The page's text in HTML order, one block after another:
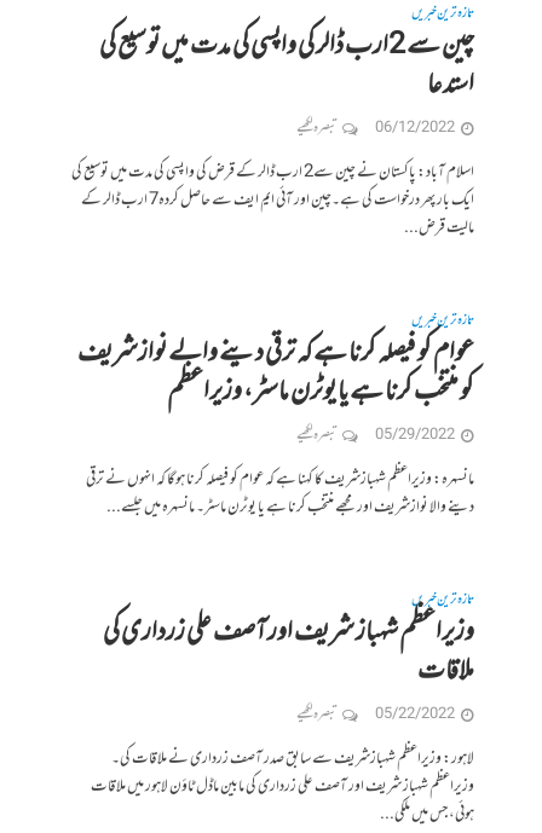
تازہ ترین خبریں
چین سے 2ارب ڈالر کی واپسی کی مدت میں توسیع کی
استدعا
06/12/2022 تبصرہ لکھیے
اسلام آباد: پاکستان نے چین سے2 ارب ڈالر کے قرض کی واپسی کی مدت میں توسیع کی
ایک بار پھر درخواست کی ہے۔چین اور آئی ایم ایف سے حاصل کردہ7 ارب ڈالر کے
مالیت قرض...
تازہ ترین خبریں
عوام کو فیصلہ کرنا ہے کہ ترقی دینے والے نوازشریف
کو منتخب کرنا ہے یا یوٹرن ماسٹر، وزیراعظم
05/29/2022 تبصرہ لکھیے
مانسہرہ: وزیراعظم شہبازشریف کا کہنا ہے کہ عوام کو فیصلہ کرنا ہوگا کہ انہوں نے ترقی
دینے والا نوازشریف اور مجھے منتخب کرنا ہے یا یوٹرن ماسٹر۔ مانسہرہ میں جلسے...
تازہ ترین خبریں
وزیراعظم شہباز شریف اور آصف علی زرداری کی
ملاقات
05/22/2022 تبصرہ لکھیے
لاہور: وزیراعظم شہبازشریف سے سابق صدر آصف زرداری نے ملاقات کی۔
وزیراعظم شہباز شریف اور آصف علی زرداری کی مابین ماڈل ٹاؤن لاہور میں ملاقات
ہوئی، جس میں ملکی...